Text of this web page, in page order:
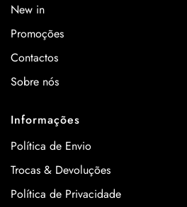
New in
Promoções
Contactos
Sobre nós
Informações
Política de Envio
Trocas & Devoluções
Política de Privacidade